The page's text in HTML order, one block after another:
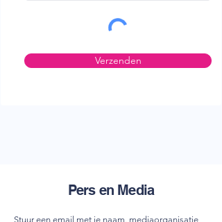
Verzenden
Pers en Media
Stuur een email met je naam, mediaorganisatie